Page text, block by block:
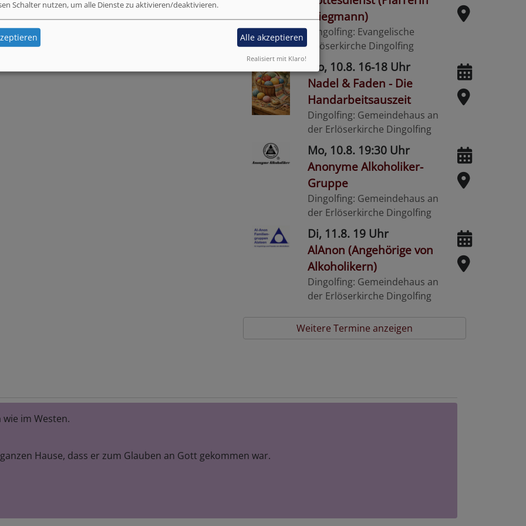
Wiegmann)
Dingolfing Evangelische
Erlöserkirche Dingolfing
Mo, 10.8. 16-18 Uhr
Nadel & Faden - Die
Handarbeitsauszeit
Dingolfing Gemeindehaus an
der Erlöserkirche Dingolfing
Mo, 10.8. 19:30 Uhr
Anonyme Alkoholiker-
Gruppe
Dingolfing Gemeindehaus an
der Erlöserkirche Dingolfing
Di, 11.8. 19 Uhr
AlAnon (Angehörige von
Alkoholikern)
Dingolfing Gemeindehaus an
der Erlöserkirche Dingolfing
Weitere Termine anzeigen
im Westen.
Hause, dass er zum Glauben an Gott gekommen war.
Schalter nutzen, um alle Dienste zu aktivieren/deaktivieren.
Alle akzeptieren
Realisiert mit Klaro!